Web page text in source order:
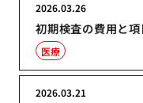
初期検査の費用と
2026.03.26
医療
2026.03.21